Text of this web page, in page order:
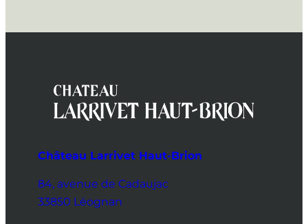
Château Larrivet Haut-Brion
84, avenue de Cadaujac
33850 Léognan